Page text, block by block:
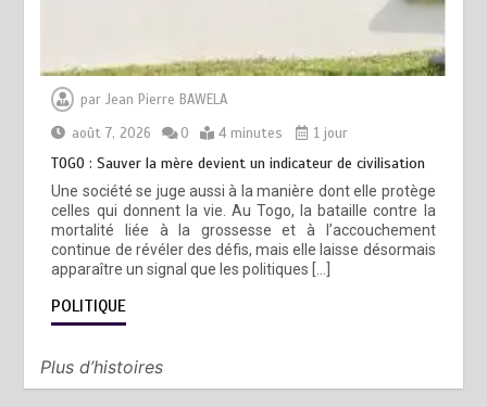
parJean Pierre BAWELA
août 7, 2026
0 4 minutes 1 jour
TOGO : Sauver la mère devient un indicateur de civilisation
Une société se juge aussi à la manière dont elle protège
celles qui donnent la vie. Au Togo, la bataille contre la
mortalité liée à la grossesse et à l’accouchement
continue de révéler des défis, mais elle laisse désormais
apparaître un signal que les politiques […]
POLITIQUE
Plus d’histoires